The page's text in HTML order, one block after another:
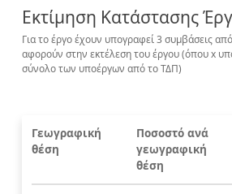
Εκτίμηση Κατάστασης
Για το έργο έχουν υπογραφεί 3 συμβάσεις
αφορούν στην εκτέλεση του έργου (όπου x
σύνολο των υποέργων από το ΤΔΠ)
Γεωγραφική
θέση
Ποσοστό ανά
γεωγραφική
θέση